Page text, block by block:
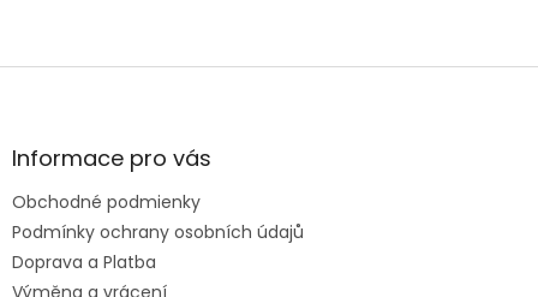
Z
ä
e
Informace pro vás
Obchodné podmienky
Podmínky ochrany osobních údajů
Doprava a Platba